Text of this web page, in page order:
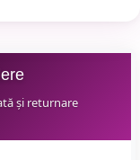
și returnare